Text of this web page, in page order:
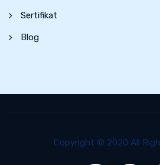
Sertifikat
Blog
Copyright © 2020 All